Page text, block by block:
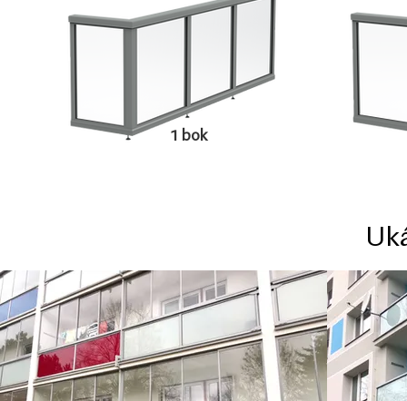
1 bok